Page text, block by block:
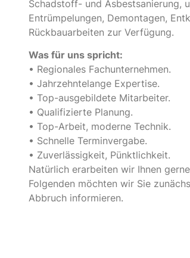
Schadstoff- und Asbestsanierung,
Entrümpelungen, Demontagen,
Rückbauarbeiten zur Verfügung.
Was für uns spricht:
• Regionales Fachunternehmen.
• Jahrzehntelange Expertise.
• Top-ausgebildete Mitarbeiter.
• Qualifizierte Planung.
• Top-Arbeit, moderne Technik.
• Schnelle Terminvergabe.
• Zuverlässigkeit, Pünktlichkeit.
Natürlich erarbeiten wir Ihnen
Folgenden möchten wir Sie
Abbruch informieren.